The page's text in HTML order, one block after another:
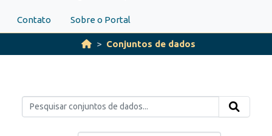
Contato Sobre o Portal
Conjuntos de dados